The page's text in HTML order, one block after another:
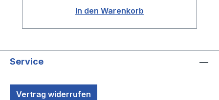
In den Warenkorb
Service
Vertrag widerrufen